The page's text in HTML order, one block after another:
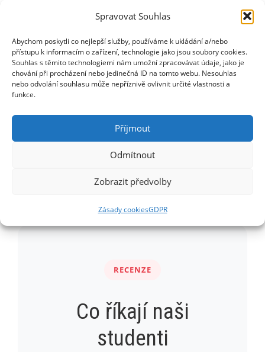
Spravovat Souhlas
Abychom poskytli co nejlepší služby, používáme k ukládání a/nebo
přístupu k informacím o zařízení, technologie jako jsou soubory cookies.
Souhlas s těmito technologiemi nám umožní zpracovávat údaje, jako je
chování při procházení nebo jedinečná ID na tomto webu. Nesouhlas
nebo odvolání souhlasu může nepříznivě ovlivnit určité vlastnosti a
funkce.
Příjmout
Odmítnout
Zobrazit předvolby
Zásady cookiesGDPR
Obrana proti pistoli – techniky odzbrojení
Zohlednění VIP – taktika s chráněnou osobou
Hrozba na VIP – aktivní ochrana před
RECENZE
Co říkají naši
studenti